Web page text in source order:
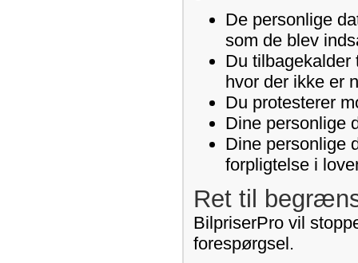
De personlige
som de blev
Du tilbagekalder
hvor der ikke er
Du protesterer
Dine personlige
Dine personlige
forpligtelse i
Ret til
BilpriserPro vil
forespørgsel.